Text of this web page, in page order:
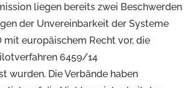
liegen bereits zwei Beschwerden
der Unvereinbarkeit der Systeme
mit europäischem Recht vor, die
6459/14
wurden. Die Verbände haben